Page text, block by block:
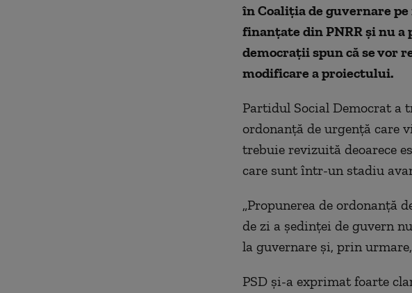
în Coaliția de guvernare
finanțate din PNRR și nu
democrații spun că se vor
modificare a proiectului.
Partidul Social Democrat a
ordonanță de urgență care
trebuie revizuită deoarece
care sunt într-unstadiu
​„Propunerea de ordonanță
de zi a ședinței de guvern
la guvernare și, prin
PSD și-a exprimat foarte